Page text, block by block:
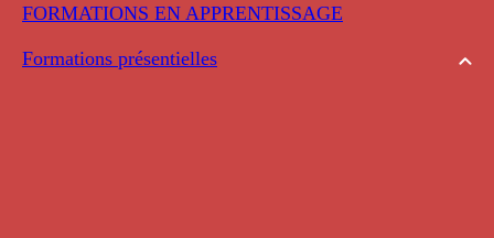
FORMATIONS EN APPRENTISSAGE
Formations présentielles